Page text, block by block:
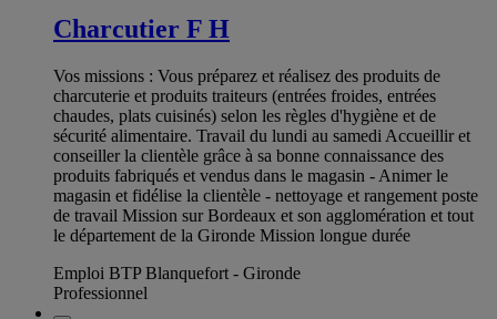
Charcutier F H
Vos missions : Vous préparez et réalisez des produits de
charcuterie et produits traiteurs (entrées froides, entrées
chaudes, plats cuisinés) selon les règles d'hygiène et de
sécurité alimentaire. Travail du lundi au samedi Accueillir et
conseiller la clientèle grâce à sa bonne connaissance des
produits fabriqués et vendus dans le magasin - Animer le
magasin et fidélise la clientèle - nettoyage et rangement poste
de travail Mission sur Bordeaux et son agglomération et tout
le département de la Gironde Mission longue durée
Emploi BTP Blanquefort - Gironde
Professionnel